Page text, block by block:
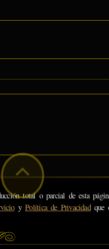
total o parcial de esta
yPolítica de Privacidadque